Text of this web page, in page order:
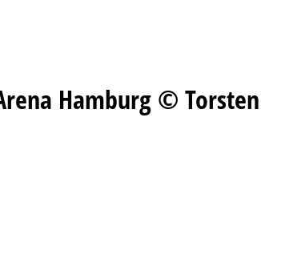
Hamburg © Torsten